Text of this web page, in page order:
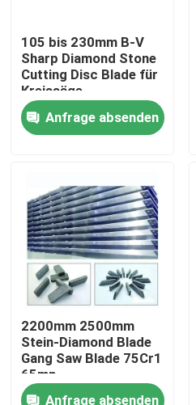
Videos
ÜBER US
Fabrik-Ausflug
Qualitätskontrolle
Treten Sie mit uns in
Nachrichten
Fordern Sie ein Zitat
Diamant-Sägeblatt
105 bis 230mm B-V
Sharp Diamond Stone
Cutting Disc Blade für
Kreissäge
Anfrage absenden
2200mm 2500mm
Stein-Diamond Blade
Gang Saw Blade 75Cr1
65mn
Anfrage absenden